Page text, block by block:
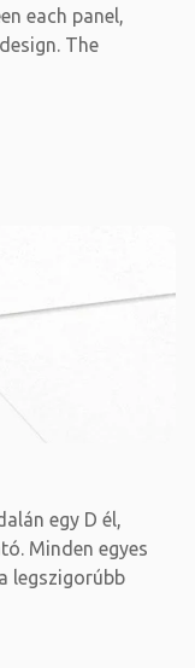
each panel,
The
egy D él,
Minden egyes
legszigorúbb